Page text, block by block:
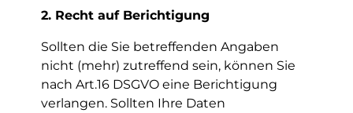
2. Recht auf Berichtigung
Sollten die Sie betreffenden Angaben
nicht (mehr) zutreffend sein, können Sie
nach Art.16 DSGVO eine Berichtigung
verlangen. Sollten Ihre Daten